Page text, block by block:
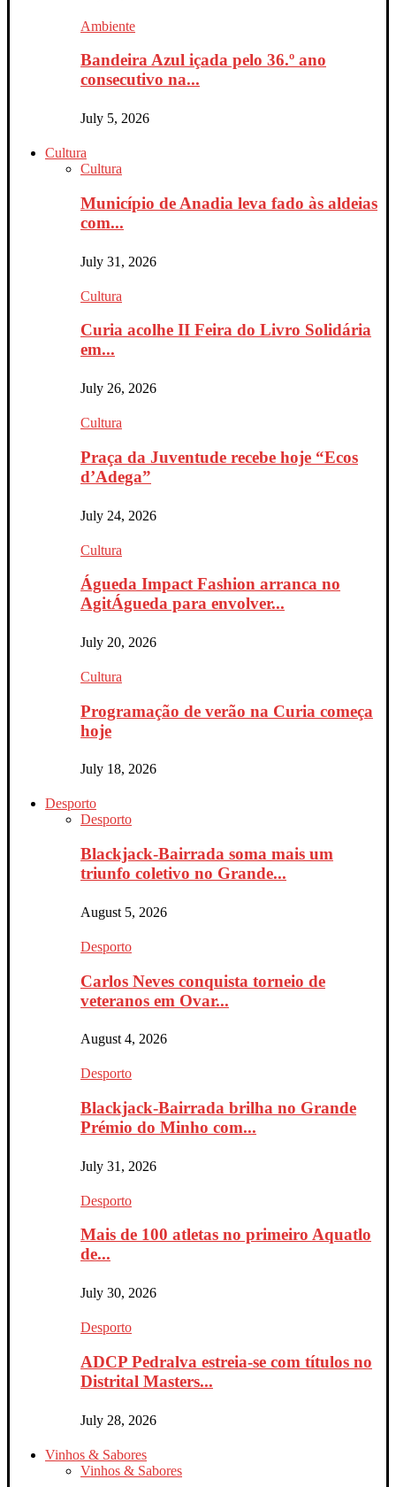
Ambiente
Bandeira Azul içada pelo 36.º ano
consecutivo na...
July 5, 2026
Cultura
Cultura
Município de Anadia leva fado às aldeias
com...
July 31, 2026
Cultura
Curia acolhe II Feira do Livro Solidária
em...
July 26, 2026
Cultura
Praça da Juventude recebe hoje “Ecos
d’Adega”
July 24, 2026
Cultura
Águeda Impact Fashion arranca no
AgitÁgueda para envolver...
July 20, 2026
Cultura
Programação de verão na Curia começa
hoje
July 18, 2026
Desporto
Desporto
Blackjack-Bairrada soma mais um
triunfo coletivo no Grande...
August 5, 2026
Desporto
Carlos Neves conquista torneio de
veteranos em Ovar...
August 4, 2026
Desporto
Blackjack-Bairrada brilha no Grande
Prémio do Minho com...
July 31, 2026
Desporto
Mais de 100 atletas no primeiro Aquatlo
de...
July 30, 2026
Desporto
ADCP Pedralva estreia-se com títulos no
Distrital Masters...
July 28, 2026
Vinhos & Sabores
Vinhos & Sabores